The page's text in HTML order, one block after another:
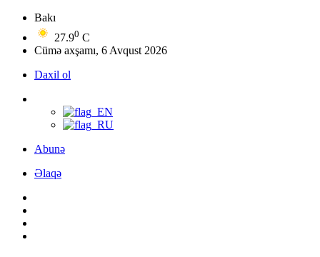
Bakı
27.90 C
Cümə axşamı, 6 Avqust 2026
Daxil ol
Abunə
Əlaqə